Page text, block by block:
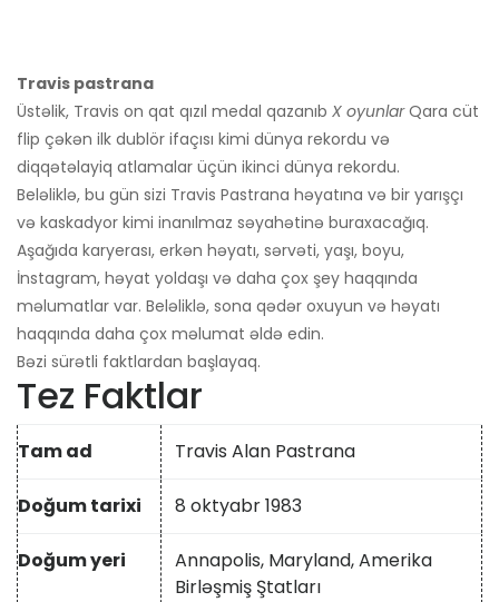
Travis pastrana
Üstəlik, Travis on qat qızıl medal qazanıb X oyunlarQara cüt
flip çəkən ilk dublör ifaçısı kimi dünya rekordu və
diqqətəlayiq atlamalar üçün ikinci dünya rekordu.
Beləliklə, bu gün sizi Travis Pastrana həyatına və bir yarışçı
və kaskadyor kimi inanılmaz səyahətinə buraxacağıq.
Aşağıda karyerası, erkən həyatı, sərvəti, yaşı, boyu,
İnstagram, həyat yoldaşı və daha çox şey haqqında
məlumatlar var. Beləliklə, sona qədər oxuyun və həyatı
haqqında daha çox məlumat əldə edin.
Bəzi sürətli faktlardan başlayaq.
Tez Faktlar
Tam ad Travis Alan Pastrana
Doğum tarixi 8 oktyabr 1983
Doğum yeri
Annapolis, Maryland, Amerika
Birləşmiş Ştatları